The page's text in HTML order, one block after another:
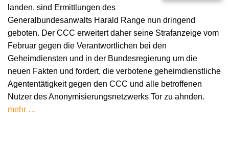
landen, sind Ermittlungen des
Generalbundesanwalts Harald Range nun dringend
geboten. Der CCC erweitert daher seine Strafanzeige vom
Februar gegen die Verantwortlichen bei den
Geheimdiensten und in der Bundesregierung um die
neuen Fakten und fordert, die verbotene geheimdienstliche
Agententätigkeit gegen den CCC und alle betroffenen
Nutzer des Anonymisierungsnetzwerks Tor zu ahnden.
mehr …